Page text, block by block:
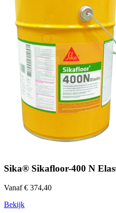
Sika® Sikafloor-400 N
Vanaf € 374,40
Bekijk